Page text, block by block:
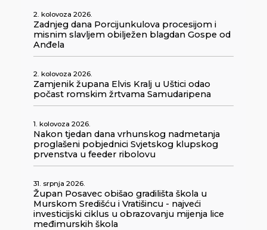
2. kolovoza 2026.
Zadnjeg dana Porcijunkulova procesijom i
misnim slavljem obilježen blagdan Gospe od
Anđela
2. kolovoza 2026.
Zamjenik župana Elvis Kralj u Uštici odao
počast romskim žrtvama Samudaripena
1. kolovoza 2026.
Nakon tjedan dana vrhunskog nadmetanja
proglašeni pobjednici Svjetskog klupskog
prvenstva u feeder ribolovu
31. srpnja 2026.
Župan Posavec obišao gradilišta škola u
Murskom Središću i Vratišincu - najveći
investicijski ciklus u obrazovanju mijenja lice
međimurskih škola